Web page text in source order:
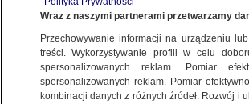
BRICS
15.07.2023, 05:37
Udostępnij
Wraz z naszymi partnerami przetwarzamy
Przechowywanie informacji na urządzeniu
treści. Wykorzystywanie profili w celu
spersonalizowanych reklam. Pomiar
spersonalizowanych reklam. Pomiar
kombinacji danych z różnych źródeł. Rozwój i